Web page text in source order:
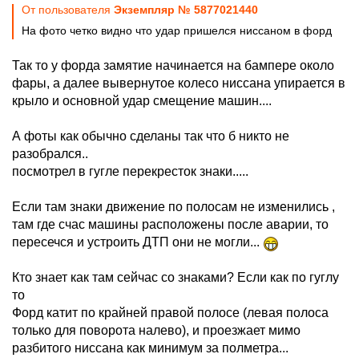
От пользователя Экземпляр № 5877021440
На фото четко видно что удар пришелся ниссаном в форд
Так то у форда замятие начинается на бампере около
фары, а далее вывернутое колесо ниссана упирается в
крыло и основной удар смещение машин....
А фоты как обычно сделаны так что б никто не
разобрался..
посмотрел в гугле перекресток знаки.....
Если там знаки движение по полосам не изменились ,
там где счас машины расположены после аварии, то
пересечся и устроить ДТП они не могли...
Кто знает как там сейчас со знаками? Если как по гуглу
то
Форд катит по крайней правой полосе (левая полоса
только для поворота налево), и проезжает мимо
разбитого ниссана как минимум за полметра...